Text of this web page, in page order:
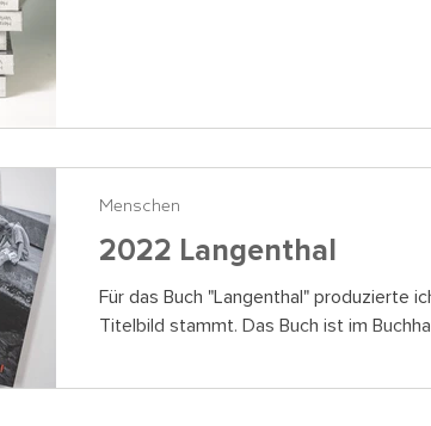
2022 Langenthal
Für das Buch "Langenthal" produzierte
Titelbild stammt. Das Buch ist im
Menschen